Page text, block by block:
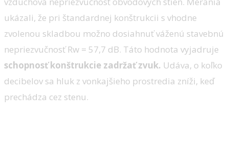
ukázali, že pri štandardnej konštrukcii s vhodne
zvolenou skladbou možno dosiahnuť váženú stavebnú
nepriezvučnosť Rw = 57,7 dB. Táto hodnota vyjadruje
schopnosť konštrukcie zadržať zvuk. Udáva, o koľko
decibelov sa hluk z vonkajšieho prostredia zníži, keď
prechádza cez stenu.